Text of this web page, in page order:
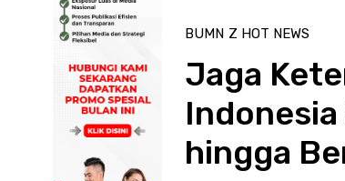
BUMN Z HOT NEWS
Jaga
hingga